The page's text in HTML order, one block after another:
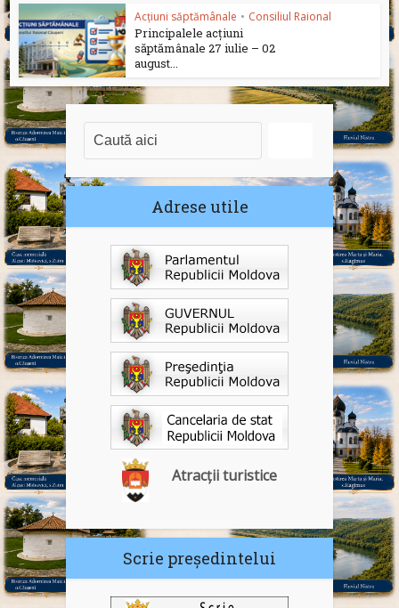
Acțiuni săptămânale • Consiliul Raional
Principalele acțiuni
săptămânale 27 iulie – 02
august...
Adrese utile
Atracții turistice
Scrie președintelui